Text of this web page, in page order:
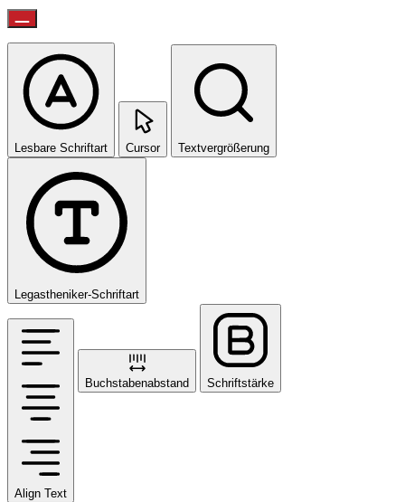
Lesbare Schriftart Cursor Textvergrößerung
Legastheniker-Schriftart
Align Text
Buchstabenabstand Schriftstärke